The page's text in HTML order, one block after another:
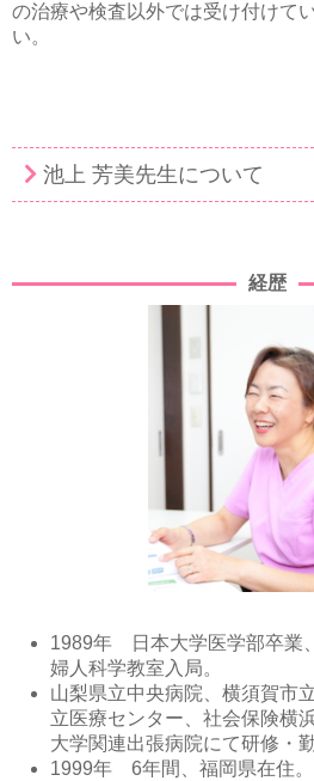
の治療や検査以外では受け付けて
い。
池上 芳美先生について
経歴
1989年 日本大学医学部卒業
婦人科学教室入局。
山梨県立中央病院、横須賀市
立医療センター、社会保険横
大学関連出張病院にて研修・勤
1999年 6年間、福岡県在住。